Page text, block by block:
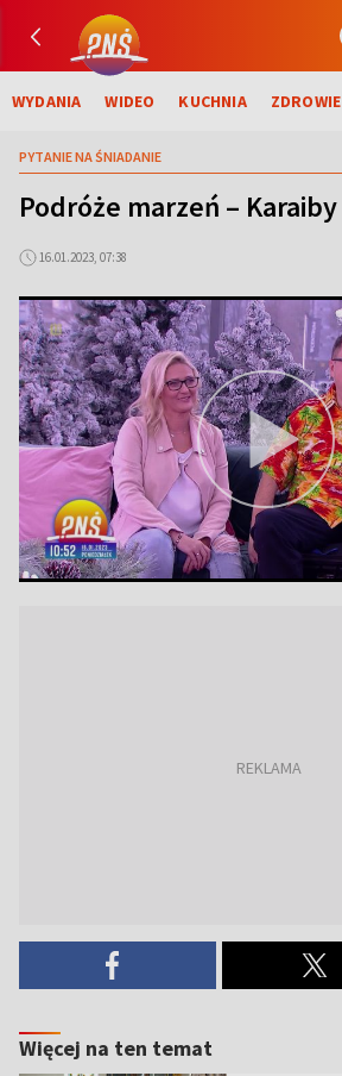
WYDANIA WIDEO KUCHNIA ZDROWIE
PYTANIE NA ŚNIADANIE
Podróże marzeń – Karaiby
16.01.2023, 07:38
Więcej na ten temat